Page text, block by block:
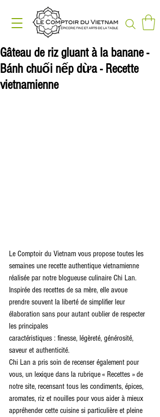
Gâteau de riz gluant à la banane -
Bánh chuối nếp dừa - Recette
vietnamienne
Le Comptoir du Vietnam vous propose toutes les
semaines une recette authentique vietnamienne
réalisée par notre blogueuse culinaire Chi Lan.
Inspirée des recettes de sa mère, elle avoue
prendre souvent la liberté de simplifier leur
élaboration sans pour autant oublier de respecter
les principales
caractéristiques : finesse, légèreté, générosité,
saveur et authenticité.
Chi Lan a pris soin de recenser également pour
vous, un lexique dans la rubrique « Recettes » de
notre site, recensant tous les condiments, épices,
aromates, riz et nouilles pour vous aider à mieux
appréhender cette cuisine si particulière et pleine